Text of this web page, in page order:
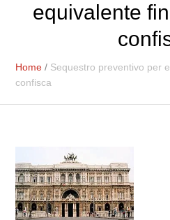
equivalente
Home / Sequestro preventivo per
confisca